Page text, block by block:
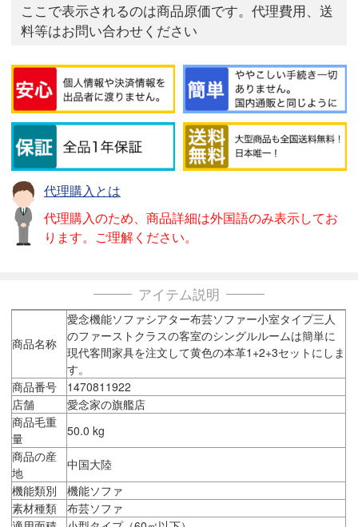
ここで表示されるのは商品原価です。代理費用、送
料等はお問い合わせください
代理購入とは
代理購入のため、商品詳細は外国語のみ表示してお
ります。ご理解ください。
アイテム説明
商品名称
愛念機能ソファシアター布芸ソファー小室タイプ三人
のファーストクラスの客室のシングルルームは簡単に
現代客間家具を注文して黄色の本革1+2+3セットにしま
す。
商品番号
1470811922
店舗
愛念家の旗艦店
商品毛重
量
50.0 kg
商品の産
地
中国大陸
機能類別
機能ソファ
素材種類
布芸ソファ